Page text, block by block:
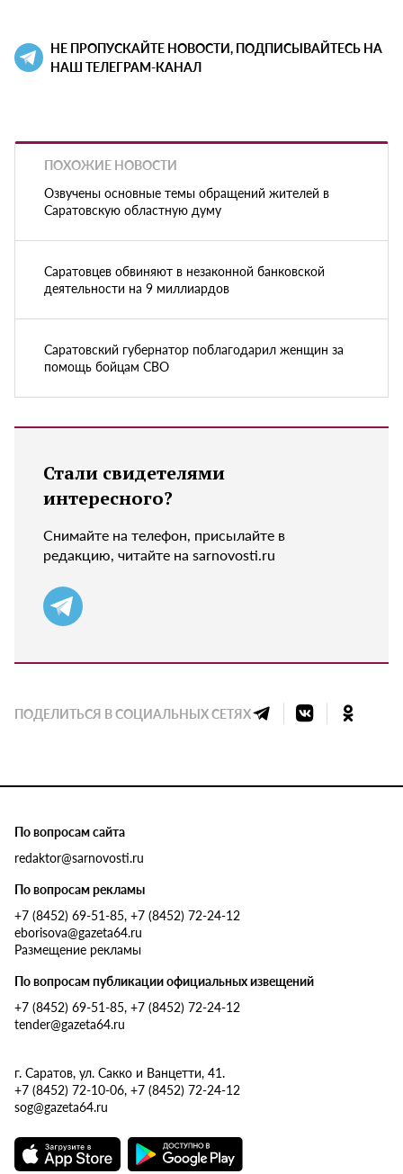
НЕ ПРОПУСКАЙТЕ НОВОСТИ, ПОДПИСЫВАЙТЕСЬ НА
НАШ ТЕЛЕГРАМ-КАНАЛ
ПОХОЖИЕ НОВОСТИ
Озвучены основные темы обращений жителей в
Саратовскую областную думу
Саратовцев обвиняют в незаконной банковской
деятельности на 9 миллиардов
Саратовский губернатор поблагодарил женщин за
помощь бойцам СВО
Стали свидетелями
интересного?
Снимайте на телефон, присылайте в
редакцию, читайте на sarnovosti.ru
ПОДЕЛИТЬСЯ В СОЦИАЛЬНЫХ СЕТЯХ
По вопросам сайта
redaktor@sarnovosti.ru
По вопросам рекламы
+7 (8452) 69-51-85, +7 (8452) 72-24-12
eborisova@gazeta64.ru
Размещение рекламы
По вопросам публикации официальных извещений
+7 (8452) 69-51-85, +7 (8452) 72-24-12
tender@gazeta64.ru
г. Саратов, ул. Сакко и Ванцетти, 41.
+7 (8452) 72-10-06, +7 (8452) 72-24-12
sog@gazeta64.ru